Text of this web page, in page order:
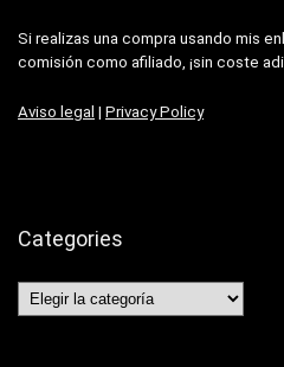
Si realizas una compra usando mis
comisión como afiliado, ¡sin coste
Aviso legal | Privacy Policy
Categories
Categories